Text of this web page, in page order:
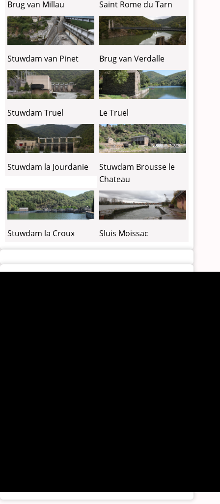
Brug van Millau Saint Rome du Tarn
Stuwdam van Pinet Brug van Verdalle
Stuwdam Truel Le Truel
Stuwdam la Jourdanie
Stuwdam Brousse le
Chateau
Stuwdam la Croux Sluis Moissac